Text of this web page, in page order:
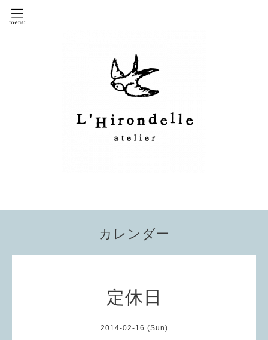
カレンダー
定休日
2014-02-16 (Sun)